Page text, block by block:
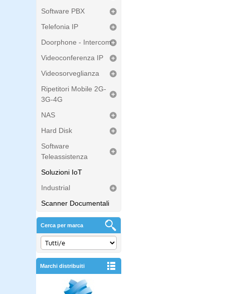
Software PBX
Telefonia IP
Doorphone - Intercom
Videoconferenza IP
Videosorveglianza
Ripetitori Mobile 2G-
3G-4G
NAS
Hard Disk
Software
Teleassistenza
Soluzioni IoT
Industrial
Scanner Documentali
Cerca per marca
Marchi distribuiti